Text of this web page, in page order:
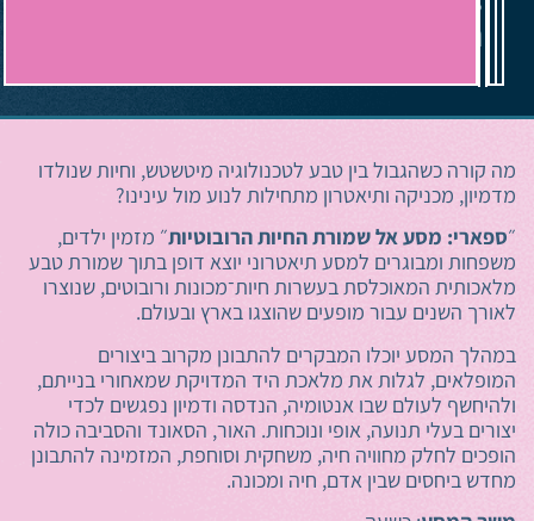
תלפיות
מה קורה כשהגבול בין טבע לטכנולוגיה מיטשטש, וחיות שנולדו
מדמיון, מכניקה ותיאטרון מתחילות לנוע מול עינינו?
״ספארי: מסע אל שמורת החיות הרובוטיות״ מזמין ילדים,
משפחות ומבוגרים למסע תיאטרוני יוצא דופן בתוך שמורת טבע
מלאכותית המאוכלסת בעשרות חיות־מכונות ורובוטים, שנוצרו
לאורך השנים עבור מופעים שהוצגו בארץ ובעולם.
במהלך המסע יוכלו המבקרים להתבונן מקרוב ביצורים
המופלאים, לגלות את מלאכת היד המדויקת שמאחורי בנייתם,
ולהיחשף לעולם שבו אנטומיה, הנדסה ודמיון נפגשים לכדי
יצורים בעלי תנועה, אופי ונוכחות. האור, הסאונד והסביבה כולה
הופכים לחלק מחוויה חיה, משחקית וסוחפת, המזמינה להתבונן
מחדש ביחסים שבין אדם, חיה ומכונה.